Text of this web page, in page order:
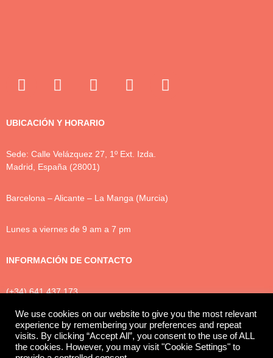
UBICACIÓN Y HORARIO
Sede: Calle Velázquez 27, 1º Ext. Izda.
Madrid, España (28001)
Barcelona – Alicante – La Manga (Murcia)
Lunes a viernes de 9 am a 7 pm
INFORMACIÓN DE CONTACTO
(+34) 641 437 173
Política de Privacidad Cookies Aviso legal
We use cookies on our website to give you the most relevant
experience by remembering your preferences and repeat
visits. By clicking “Accept All”, you consent to the use of ALL
the cookies. However, you may visit "Cookie Settings" to